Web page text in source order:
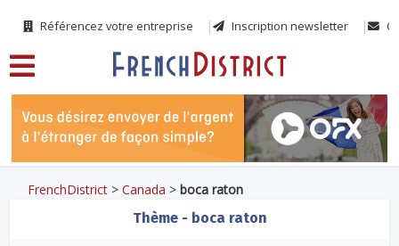
Référencez votre entreprise Inscription newsletter
FrenchDistrict >Canada >boca raton
Thème - boca raton